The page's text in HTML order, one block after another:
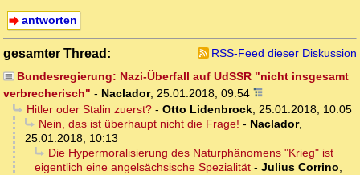
antworten
gesamter Thread:
RSS-Feed dieser Diskussion
Bundesregierung: Nazi-Überfall auf UdSSR "nicht insgesamt
verbrecherisch" - Naclador, 25.01.2018, 09:54
Hitler oder Stalin zuerst?- Otto Lidenbrock, 25.01.2018, 10:05
Nein, das ist überhaupt nicht die Frage! - Naclador,
25.01.2018, 10:13
Die Hypermoralisierung des Naturphänomens "Krieg" ist
eigentlich eine angelsächsische Spezialität - Julius Corrino,